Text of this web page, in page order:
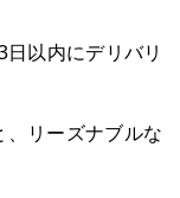
以内にデリバリ
リーズナブルな